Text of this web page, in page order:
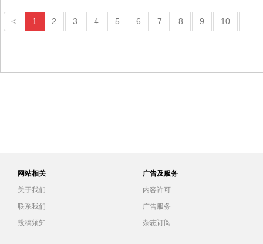
< 1 2 3 4 5 6 7 8 9 10 …
网站相关
关于我们
联系我们
投稿须知
广告及服务
内容许可
广告服务
杂志订阅